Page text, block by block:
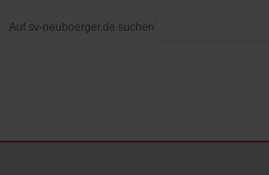
Auf sv-neuboerger.de suchen